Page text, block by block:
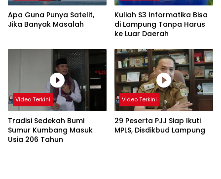
Apa Guna Punya Satelit,
Jika Banyak Masalah
Kuliah S3 Informatika Bisa
di Lampung Tanpa Harus
ke Luar Daerah
Video Terkini
Tradisi Sedekah Bumi
Sumur Kumbang Masuk
Usia 206 Tahun
Video Terkini
29 Peserta PJJ Siap Ikuti
MPLS, Disdikbud Lampung